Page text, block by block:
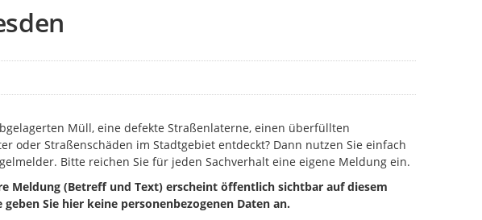
Müll, eine defekte Straßenlaterne, einen überfüllten
oder Straßenschäden im Stadtgebiet entdeckt? Dann nutzen Sie einfach
Bitte reichen Sie für jeden Sachverhalt eine eigene Meldung ein.
Meldung (Betreff und Text) erscheint öffentlich sichtbar auf diesem
Sie hier keine personenbezogenen Daten an.